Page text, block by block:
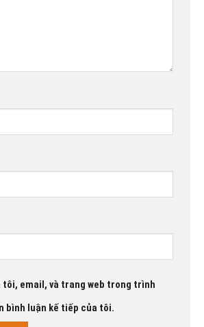
tôi, email, và trang web trong trình
bình luận kế tiếp của tôi.